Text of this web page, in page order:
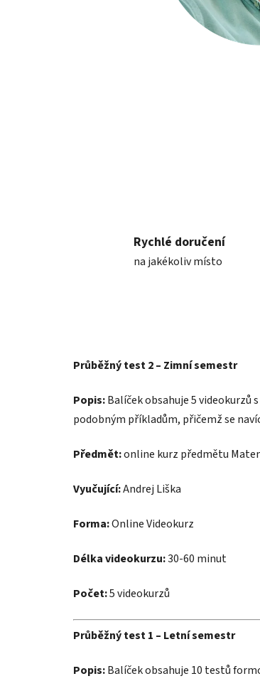
Rychlé doručení
na jakékoliv místo
Průběžný test 2 – Zimní semestr
Popis:Balíček obsahuje 5
podobným příkladům, přičemž se
Předmět:online kurz předmětu
Vyučující:Andrej Liška
Forma:Online Videokurz
Délka videokurzu:30-60 minut
Počet:5 videokurzů
Průběžný test 1 – Letní semestr
Popis:Balíček obsahuje 10 testů